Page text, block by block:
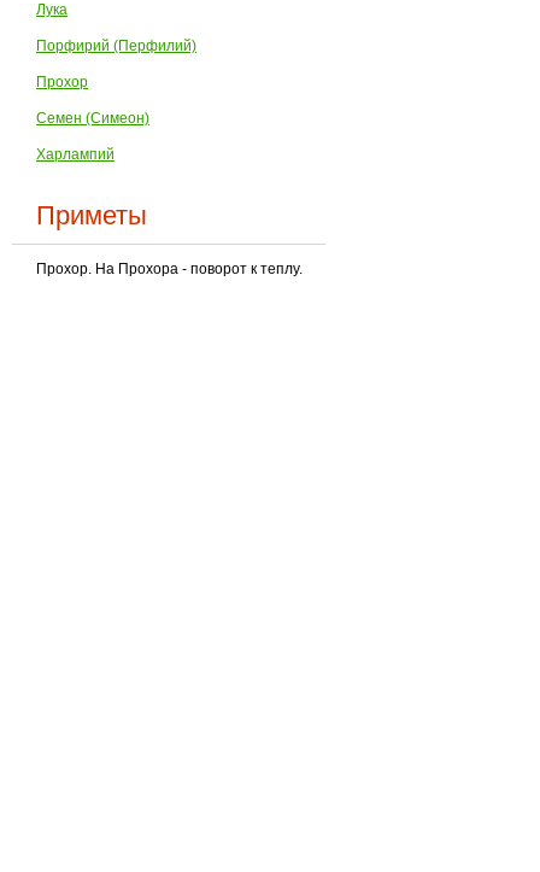
Лука
Порфирий (Перфилий)
Прохор
Семен (Симеон)
Харлампий
Приметы
Прохор. На Прохора - поворот к теплу.